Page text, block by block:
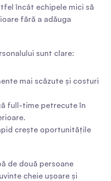
încât echipele mici să
fără a adăuga
sunt clare:
mai scăzute și costuri
full-time petrecute în
crește oportunitățile
de două persoane
cheie ușoare și